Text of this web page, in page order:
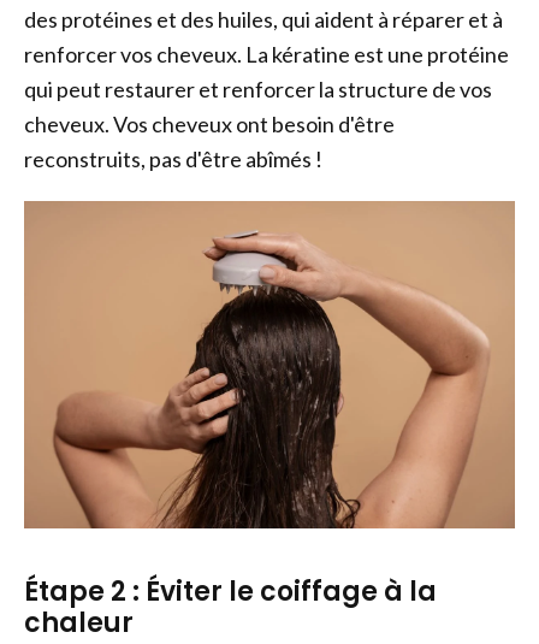
des protéines et des huiles, qui aident à réparer et à
renforcer vos cheveux. La kératine est une protéine
qui peut restaurer et renforcer la structure de vos
cheveux. Vos cheveux ont besoin d'être
reconstruits, pas d'être abîmés !
Étape 2 : Éviter le coiffage à la
chaleur